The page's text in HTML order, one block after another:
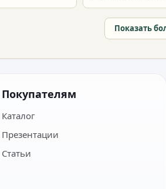
Показать
Покупателям
Каталог
Презентации
Статьи